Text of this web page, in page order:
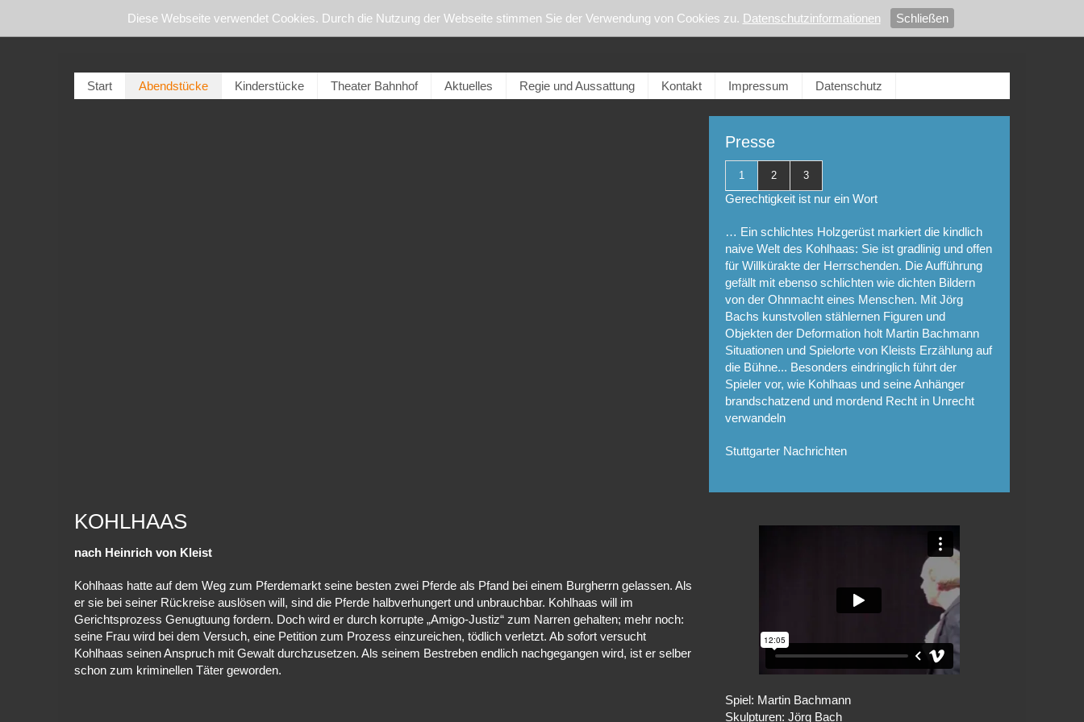
Diese Webseite verwendet Cookies. Durch die Nutzung der Webseite stimmen Sie der Verwendung von Cookies zu. Datenschutzinformationen Schließen
Start Abendstücke Kinderstücke Theater Bahnhof Aktuelles Regie und Aussattung Kontakt Impressum Datenschutz
Presse
1 2 3
Gerechtigkeit ist nur ein Wort
… Ein schlichtes Holzgerüst markiert die kindlich
naive Welt des Kohlhaas: Sie ist gradlinig und offen
für Willkürakte der Herrschenden. Die Aufführung
gefällt mit ebenso schlichten wie dichten Bildern
von der Ohnmacht eines Menschen. Mit Jörg
Bachs kunstvollen stählernen Figuren und
Objekten der Deformation holt Martin Bachmann
Situationen und Spielorte von Kleists Erzählung auf
die Bühne... Besonders eindringlich führt der
Spieler vor, wie Kohlhaas und seine Anhänger
brandschatzend und mordend Recht in Unrecht
verwandeln
Stuttgarter Nachrichten
KOHLHAAS
nach Heinrich von Kleist
Kohlhaas hatte auf dem Weg zum Pferdemarkt seine besten zwei Pferde als Pfand bei einem Burgherrn gelassen. Als
er sie bei seiner Rückreise auslösen will, sind die Pferde halbverhungert und unbrauchbar. Kohlhaas will im
Gerichtsprozess Genugtuung fordern. Doch wird er durch korrupte „Amigo-Justiz“ zum Narren gehalten; mehr noch:
seine Frau wird bei dem Versuch, eine Petition zum Prozess einzureichen, tödlich verletzt. Ab sofort versucht
Kohlhaas seinen Anspruch mit Gewalt durchzusetzen. Als seinem Bestreben endlich nachgegangen wird, ist er selber
schon zum kriminellen Täter geworden.
Spiel: Martin Bachmann
Skulpturen: Jörg Bach